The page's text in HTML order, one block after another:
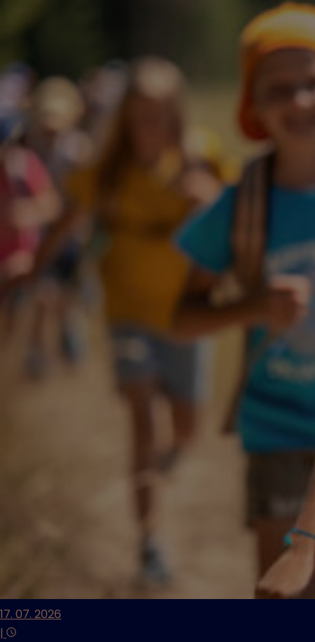
17. 07. 2026
|